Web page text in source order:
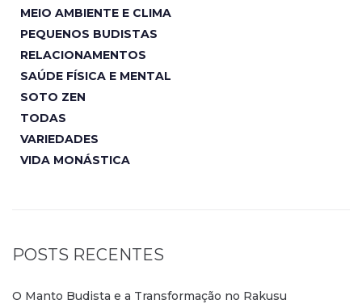
MEIO AMBIENTE E CLIMA
PEQUENOS BUDISTAS
RELACIONAMENTOS
SAÚDE FÍSICA E MENTAL
SOTO ZEN
TODAS
VARIEDADES
VIDA MONÁSTICA
POSTS RECENTES
O Manto Budista e a Transformação no Rakusu